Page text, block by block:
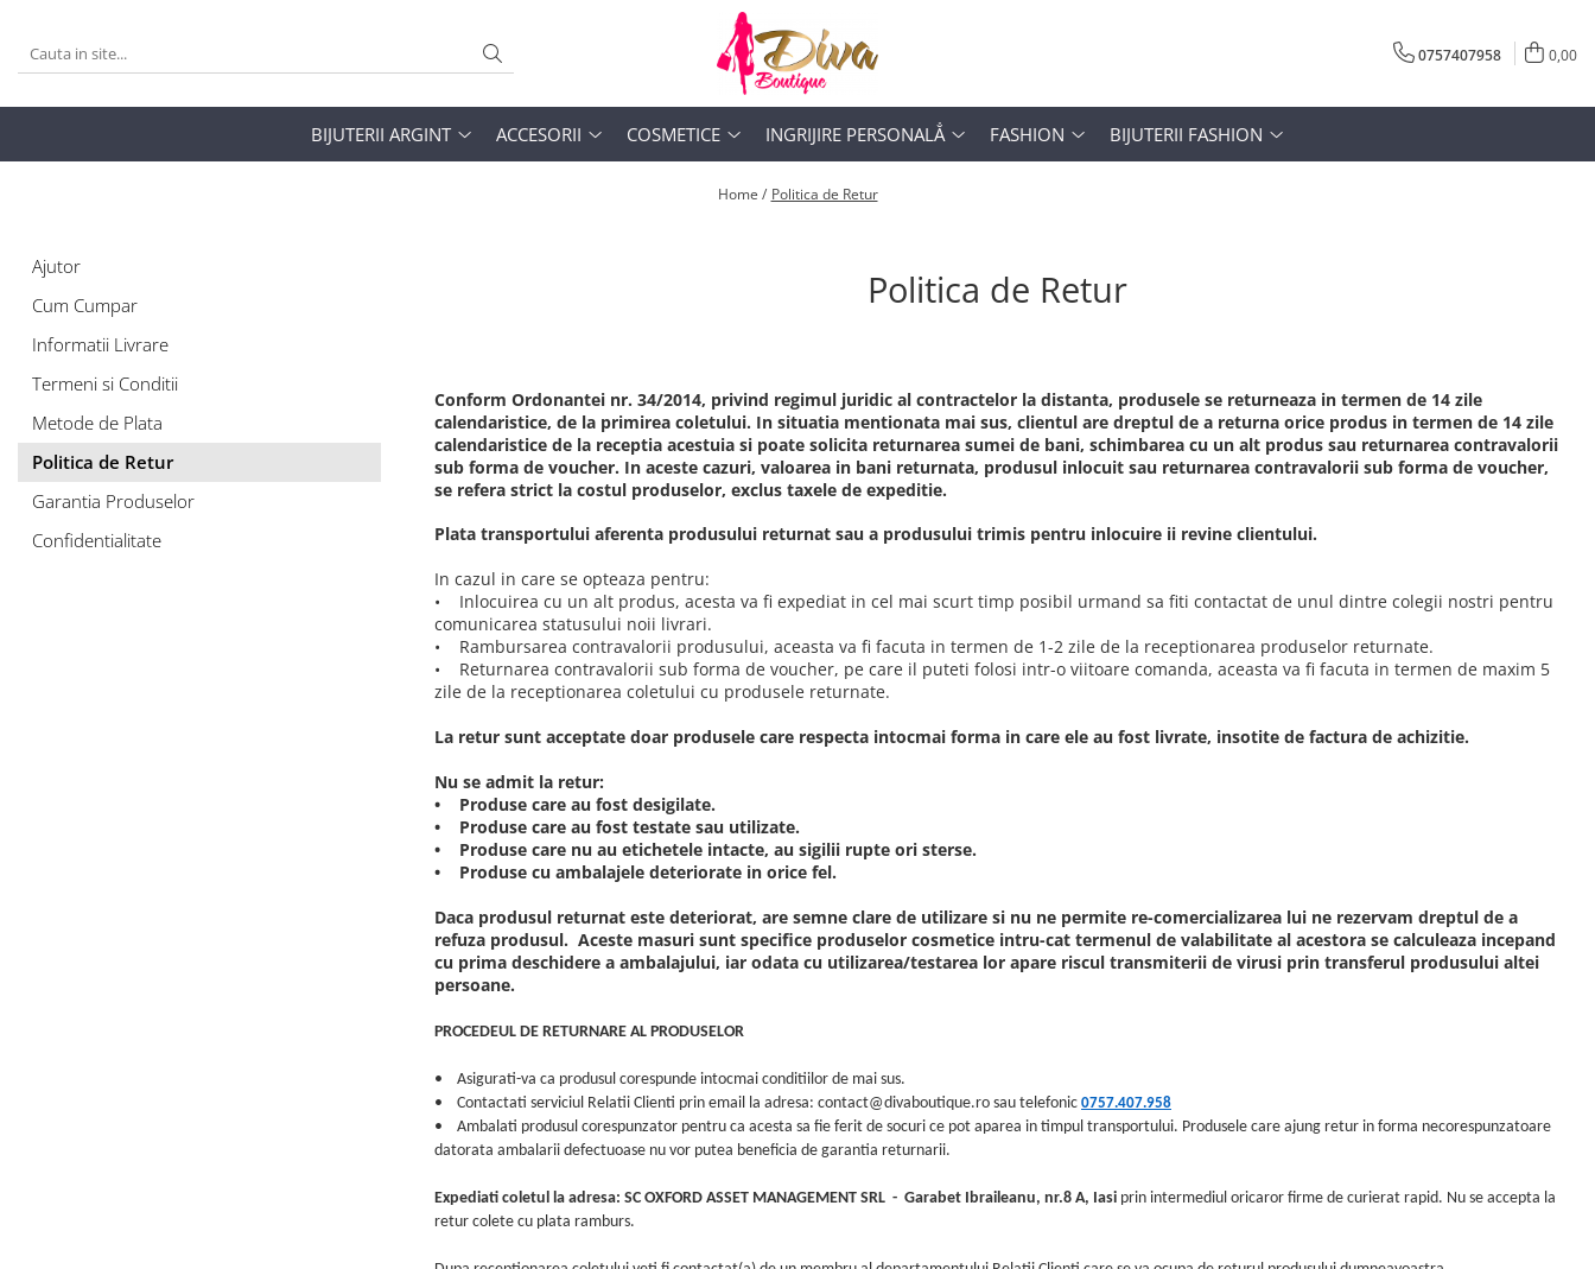
BIJUTERII ARGINT
Bratari
ACCESORII
Portofele
Accesorii păr
COSMETICE
Sprâncene
Unghii
Instrumente si accesorii
INGRIJIRE PERSONALẲ
Instrumente si accesorii
FASHION
BIJUTERII FASHION
Cercei
Inele
Lanturi de corp
Seturi
0757407958 0,00
BIJUTERII ARGINT ACCESORII COSMETICE INGRIJIRE PERSONALẲ FASHION BIJUTERII FASHION
Home / Politica de Retur
Politica de Retur
Conform Ordonantei nr. 34/2014, privind regimul juridic al contractelor la distanta, produsele se returneaza in termen de 14 zile
calendaristice, de la primirea coletului. In situatia mentionata mai sus, clientul are dreptul de a returna orice produs in termen de 14 zile
calendaristice de la receptia acestuia si poate solicita returnarea sumei de bani, schimbarea cu un alt produs sau returnarea contravalorii
sub forma de voucher. In aceste cazuri, valoarea in bani returnata, produsul inlocuit sau returnarea contravalorii sub forma de voucher,
se refera strict la costul produselor, exclus taxele de expeditie.
Plata transportului aferenta produsului returnat sau a produsului trimis pentru inlocuire ii revine clientului.
In cazul in care se opteaza pentru:
• Inlocuirea cu un alt produs, acesta va fi expediat in cel mai scurt timp posibil urmand sa fiti contactat de unul dintre colegii nostri pentru
comunicarea statusului noii livrari.
• Rambursarea contravalorii produsului, aceasta va fi facuta in termen de 1-2 zile de la receptionarea produselor returnate.
• Returnarea contravalorii sub forma de voucher, pe care il puteti folosi intr-o viitoare comanda, aceasta va fi facuta in termen de maxim 5
zile de la receptionarea coletului cu produsele returnate.
La retur sunt acceptate doar produsele care respecta intocmai forma in care ele au fost livrate, insotite de factura de achizitie.
Nu se admit la retur:
• Produse care au fost desigilate.
• Produse care au fost testate sau utilizate.
• Produse care nu au etichetele intacte, au sigilii rupte ori sterse.
• Produse cu ambalajele deteriorate in orice fel.
Daca produsul returnat este deteriorat, are semne clare de utilizare si nu ne permite re-comercializarea lui ne rezervam dreptul de a
refuza produsul. Aceste masuri sunt specifice produselor cosmetice intru-cat termenul de valabilitate al acestora se calculeaza incepand
cu prima deschidere a ambalajului, iar odata cu utilizarea/testarea lor apare riscul transmiterii de virusi prin transferul produsului altei
persoane.
PROCEDEUL DE RETURNARE AL PRODUSELOR
• Asigurati-va ca produsul corespunde intocmai conditiilor de mai sus.
• Contactati serviciul Relatii Clienti prin email la adresa: contact@divaboutique.ro sau telefonic 0757.407.958
• Ambalati produsul corespunzator pentru ca acesta sa fie ferit de socuri ce pot aparea in timpul transportului. Produsele care ajung retur in forma necorespunzatoare
datorata ambalarii defectuoase nu vor putea beneficia de garantia returnarii.
Expediati coletul la adresa: SC OXFORD ASSET MANAGEMENT SRL - Garabet Ibraileanu, nr.8 A, Iasi prin intermediul oricaror firme de curierat rapid. Nu se accepta la
retur colete cu plata ramburs.
Ajutor
Cum Cumpar
Informatii Livrare
Termeni si Conditii
Metode de Plata
Politica de Retur
Garantia Produselor
Confidentialitate